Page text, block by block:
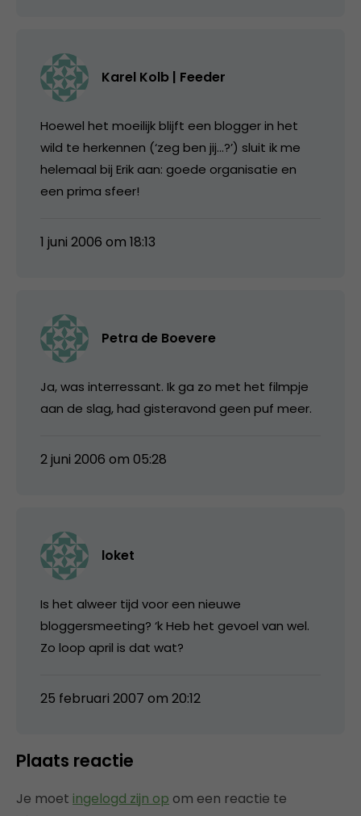
Karel Kolb | Feeder
Hoewel het moeilijk blijft een blogger in het
wild te herkennen (‘zeg ben jij…?’) sluit ik me
helemaal bij Erik aan: goede organisatie en
een prima sfeer!
1 juni 2006 om 18:13
Petra de Boevere
Ja, was interressant. Ik ga zo met het filmpje
aan de slag, had gisteravond geen puf meer.
2 juni 2006 om 05:28
loket
Is het alweer tijd voor een nieuwe
bloggersmeeting? ‘k Heb het gevoel van wel.
Zo loop april is dat wat?
25 februari 2007 om 20:12
Plaats reactie
Je moet ingelogd zijn op om een reactie te